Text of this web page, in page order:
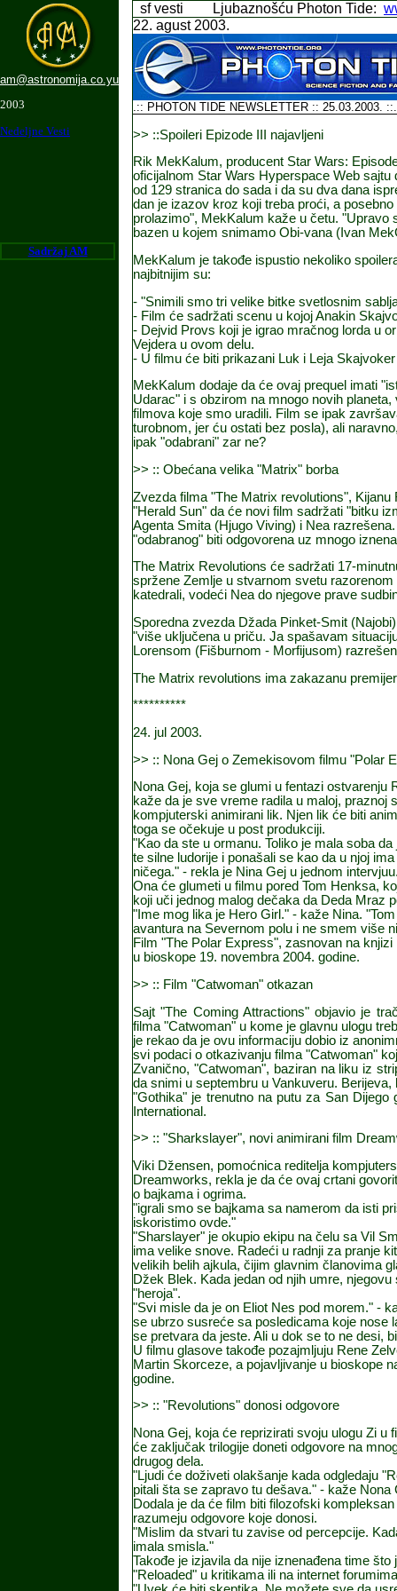
am@astronomija.co.yu
2003
Nedeljne Vesti
Sadržaj AM
sf vesti Ljubaznošću Photon Tide:
22. agust 2003.
.:: PHOTON TIDE NEWSLETTER :: 25.03.2003.
>> ::Spoileri Epizode III najavljeni
Rik MekKalum, producent Star Wars:
oficijalnom Star Wars Hyperspace Web
od 129 stranica do sada i da su dva dana
dan je izazov kroz koji treba proći, a
prolazimo", MekKalum kaže u četu.
bazen u kojem snimamo Obi-vana (Ivan
MekKalum je takođe ispustio nekoliko
najbitnijim su:
- "Snimili smo tri velike bitke svetlosnim
- Film će sadržati scenu u kojoj Anakin
- Dejvid Provs koji je igrao mračnog lorda u
Vejdera u ovom delu.
- U filmu će biti prikazani Luk i Leja
MekKalum dodaje da će ovaj prequel imati
Udarac" i s obzirom na mnogo novih
filmova koje smo uradili. Film se ipak
turobnom, jer ću ostati bez posla), ali
ipak "odabrani" zar ne?
>> :: Obećana velika "Matrix" borba
Zvezda filma "The Matrix revolutions",
"Herald Sun" da će novi film sadržati "bitku
Agenta Smita (Hjugo Viving) i Nea
"odabranog" biti odgovorena uz mnogo
The Matrix Revolutions će sadržati 17-
spržene Zemlje u stvarnom svetu
katedrali, vodeći Nea do njegove prave
Sporedna zvezda Džada Pinket-Smit
"više uključena u priču. Ja spašavam
Lorensom (Fišburnom - Morfijusom)
The Matrix revolutions ima zakazanu
**********
24. ju l 2003.
>> :: Nona Gej o Zemekisovom filmu "Polar
Nona Gej, koja se glumi u fentazi ostvarenju
kaže da je sve vreme radila u maloj, praznoj
kompjuterski animirani lik. Njen lik će biti
toga se očekuje u post produkciji.
"Kao da ste u ormanu. Toliko je mala soba
te silne ludorije i ponašali se kao da u njoj
ničega." - rekla je Nina Gej u jednom
Ona će glumeti u filmu pored Tom Henksa,
koji uči jednog malog dečaka da Deda Mraz
"Ime mog lika je Hero Girl." - kaže Nina.
avantura na Severnom polu i ne smem više
Film "The Polar Express", zasnovan na
u bioskope 19. novembra 2004. godine.
>> :: Film "Catwoman" otkazan
Sajt "The Coming Attractions" objavio je
filma "Catwoman" u kome je glavnu ulogu
je rekao da je ovu informaciju dobio iz
svi podaci o otkazivanju filma "Catwoman"
Zvanično, "Catwoman", baziran na liku iz
da snimi u septembru u Vankuveru.
"Gothika" je trenutno na putu za San
International.
>> :: "Sharkslayer", novi animirani film
Viki Džensen, pomoćnica reditelja
Dreamworks, rekla je da će ovaj crtani
o bajkama i ogrima.
"igrali smo se bajkama sa namerom da isti
iskoristimo ovde."
"Sharslayer" je okupio ekipu na čelu sa Vil
ima velike snove. Radeći u radnji za pranje
velikih belih ajkula, čijim glavnim članovima
Džek Blek. Kada jedan od njih umre,
"heroja".
"Svi misle da je on Eliot Nes pod morem." -
se ubrzo susreće sa posledicama koje nose
se pretvara da jeste. Ali u dok se to ne desi,
U filmu glasove takođe pozajmljuju Rene
Martin Skorceze, a pojavljivanje u bioskope
godine.
>> :: "Revolutions" donosi odgovore
Nona Gej, koja će reprizirati svoju ulogu Zi u
će zaključak trilogije doneti odgovore na
drugog dela.
"Ljudi će doživeti olakšanje kada odgledaju
pitali šta se zapravo tu dešava." - kaže Nona
Dodala je da će film biti filozofski
razumeju odgovore koje donosi.
"Mislim da stvari tu zavise od percepcije.
imala smisla."
Takođe je izjavila da nije iznenađena time
"Reloaded" u kritikama ili na internet